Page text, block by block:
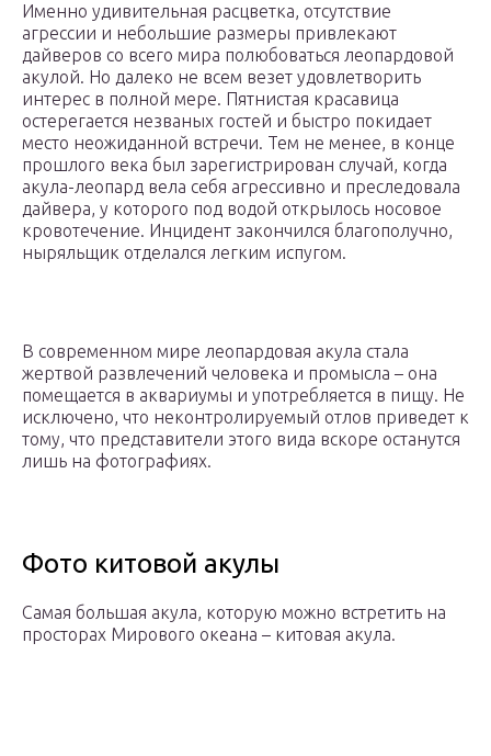
Именно удивительная расцветка, отсутствие
агрессии и небольшие размеры привлекают
дайверов со всего мира полюбоваться леопардовой
акулой. Но далеко не всем везет удовлетворить
интерес в полной мере. Пятнистая красавица
остерегается незваных гостей и быстро покидает
место неожиданной встречи. Тем не менее, в конце
прошлого века был зарегистрирован случай, когда
акула-леопард вела себя агрессивно и преследовала
дайвера, у которого под водой открылось носовое
кровотечение. Инцидент закончился благополучно,
ныряльщик отделался легким испугом.
В современном мире леопардовая акула стала
жертвой развлечений человека и промысла – она
помещается в аквариумы и употребляется в пищу. Не
исключено, что неконтролируемый отлов приведет к
тому, что представители этого вида вскоре останутся
лишь на фотографиях.
Фото китовой акулы
Самая большая акула, которую можно встретить на
просторах Мирового океана – китовая акула.